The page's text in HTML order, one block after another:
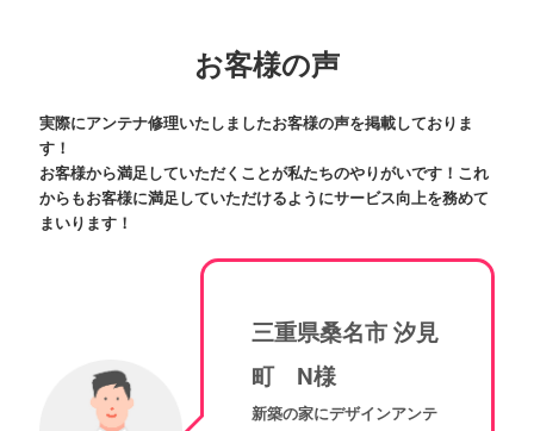
お客様の声
実際にアンテナ修理いたしましたお客様の声を掲載しておりま
す！
お客様から満足していただくことが私たちのやりがいです！これ
からもお客様に満足していただけるようにサービス向上を務めて
まいります！
三重県桑名市 汐見
町 N様
新築の家にデザインアンテ